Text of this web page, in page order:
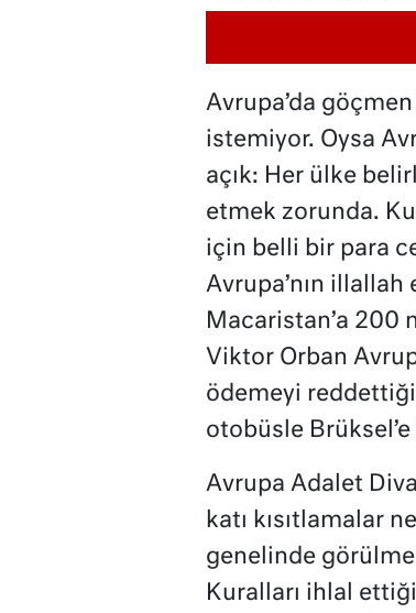
Avrupa’da
istemiyor. Oysa
açık: Her ülke
etmek zorunda.
için belli bir para
Avrupa’nın
Macaristan’a 200
Viktor Orban
ödemeyi
otobüsle
Avrupa Adalet
katı kısıtlamalar
genelinde
Kuralları ihlal